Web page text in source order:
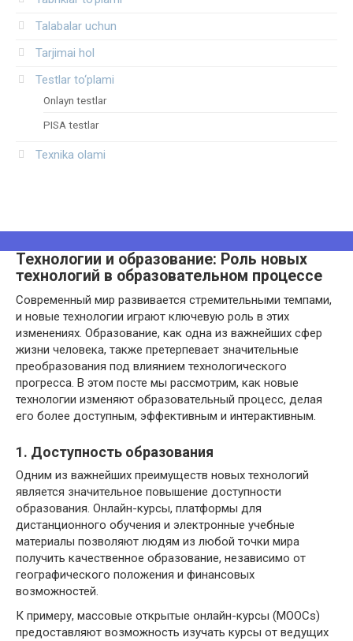
Talabalar uchun
Tarjimai hol
Testlar to‘plami
Onlayn testlar
PISA testlar
Texnika olami
Технологии и образование: Роль новых
технологий в образовательном процессе
Современный мир развивается стремительными темпами,
и новые технологии играют ключевую роль в этих
изменениях. Образование, как одна из важнейших сфер
жизни человека, также претерпевает значительные
преобразования под влиянием технологического
прогресса. В этом посте мы рассмотрим, как новые
технологии изменяют образовательный процесс, делая
его более доступным, эффективным и интерактивным.
1. Доступность образования
Одним из важнейших преимуществ новых технологий
является значительное повышение доступности
образования. Онлайн-курсы, платформы для
дистанционного обучения и электронные учебные
материалы позволяют людям из любой точки мира
получить качественное образование, независимо от
географического положения и финансовых
возможностей.
К примеру, массовые открытые онлайн-курсы (MOOCs)
предоставляют возможность изучать курсы от ведущих